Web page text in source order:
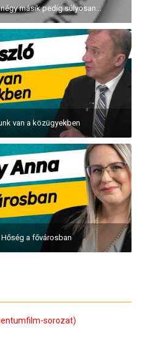
másik pedig súlyosan...
van a közügyekben
a fővárosban